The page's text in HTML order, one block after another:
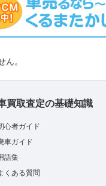
。
買取査定の基礎知識
心者ガイド
車ガイド
語集
くある質問